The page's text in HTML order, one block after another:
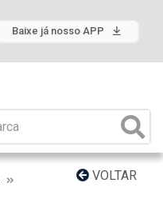
Baixe já nosso APP
VOLTAR